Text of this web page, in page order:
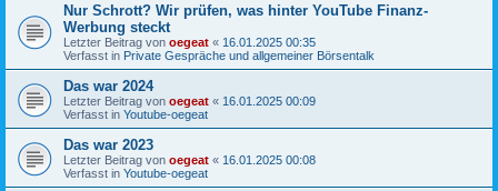
Nur Schrott? Wir prüfen, was hinter YouTube Finanz-
Werbung steckt
Letzter Beitrag von oegeat « 16.01.2025 00:35
Verfasst in Private Gespräche und allgemeiner Börsentalk
Das war 2024
Letzter Beitrag von oegeat « 16.01.2025 00:09
Verfasst in Youtube-oegeat
Das war 2023
Letzter Beitrag von oegeat « 16.01.2025 00:08
Verfasst in Youtube-oegeat